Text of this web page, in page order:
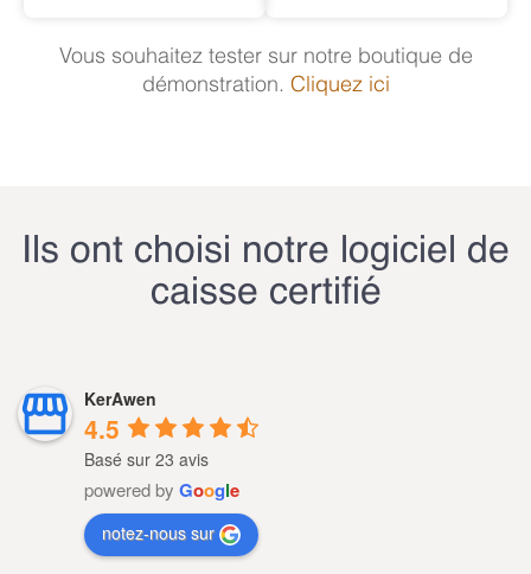
Vous souhaitez tester sur notre boutique de
démonstration. Cliquez ici
Ils ont choisi notre logiciel de
caisse certifié
KerAwen
4.5
Basé sur 23 avis
powered by Google
notez-nous sur